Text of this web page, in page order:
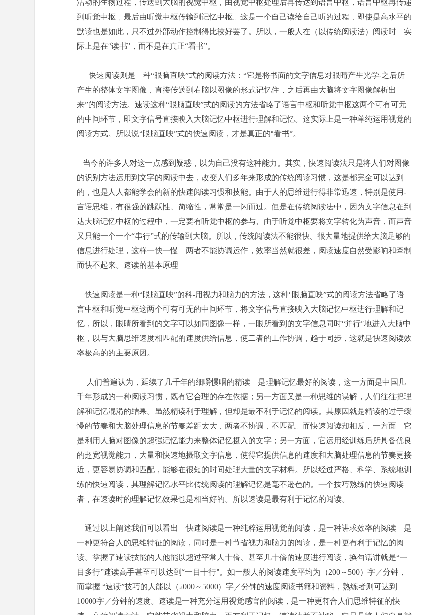
活动的生物过程，传送到大脑的视觉中枢，由视觉中枢处理后再传达到语言中枢，语言中枢再传递
到听觉中枢，最后由听觉中枢传输到记忆中枢。这是一个自己读给自己听的过程，即使是高水平的
默读也是如此，只不过外部动作控制得比较好罢了。所以，一般人在（以传统阅读法）阅读时，实
际上是在“读书”，而不是在真正“看书”。
快速阅读则是一种“眼脑直映”式的阅读方法：“它是将书面的文字信息对眼睛产生光学-之后所
产生的整体文字图像，直接传送到右脑以图像的形式记忆住，之后再由大脑将文字图像解析出
来”的阅读方法。速读这种“眼脑直映”式的阅读的方法省略了语言中枢和听觉中枢这两个可有可无
的中间环节，即文字信号直接映入大脑记忆中枢进行理解和记忆。这实际上是一种单纯运用视觉的
阅读方式。所以说“眼脑直映”式的快速阅读，才是真正的“看书”。
当今的许多人对这一点感到疑惑，以为自己没有这种能力。其实，快速阅读法只是将人们对图像
的识别方法运用到文字的阅读中去，改变人们多年来形成的传统阅读习惯，这是都完全可以达到
的，也是人人都能学会的新的快速阅读习惯和技能。由于人的思维进行得非常迅速，特别是使用-
言语思维，有很强的跳跃性、简缩性，常常是一闪而过。但是在传统阅读法中，因为文字信息在到
达大脑记忆中枢的过程中，一定要有听觉中枢的参与。由于听觉中枢要将文字转化为声音，而声音
又只能一个一个“串行”式的传输到大脑。所以，传统阅读法不能很快、很大量地提供给大脑足够的
信息进行处理，这样一快一慢，两者不能协调运作，效率当然就很差，阅读速度自然受影响和牵制
而快不起来。速读的基本原理
快速阅读是一种“眼脑直映”的科-用视力和脑力的方法，这种“眼脑直映”式的阅读方法省略了语
言中枢和听觉中枢这两个可有可无的中间环节，将文字信号直接映入大脑记忆中枢进行理解和记
忆，所以，眼睛所看到的文字可以如同图像一样，一眼所看到的文字信息同时“并行”地进入大脑中
枢，以与大脑思维速度相匹配的速度供给信息，使二者的工作协调，趋于同步，这就是快速阅读效
率极高的的主要原因。
人们普遍认为，延续了几千年的细嚼慢咽的精读，是理解记忆最好的阅读，这一方面是中国几
千年形成的一种阅读习惯，既有它合理的存在依据；另一方面又是一种思维的误解，人们往往把理
解和记忆混淆的结果。虽然精读利于理解，但却是最不利于记忆的阅读。其原因就是精读的过于缓
慢的节奏和大脑处理信息的节奏差距太大，两者不协调，不匹配。而快速阅读却相反，一方面，它
是利用人脑对图像的超强记忆能力来整体记忆摄入的文字；另一方面，它运用经训练后所具备优良
的超宽视觉能力，大量和快速地摄取文字信息，使得它提供信息的速度和大脑处理信息的节奏更接
近，更容易协调和匹配，能够在很短的时间处理大量的文字材料。所以经过严格、科学、系统地训
练的快速阅读，其理解记忆水平比传统阅读的理解记忆是毫不逊色的。一个技巧熟练的快速阅读
者，在速读时的理解记忆效果也是相当好的。所以速读是最有利于记忆的阅读。
通过以上阐述我们可以看出，快速阅读是一种纯粹运用视觉的阅读，是一种讲求效率的阅读，是
一种更符合人的思维特征的阅读，同时是一种节省视力和脑力的阅读，是一种更有利于记忆的阅
读。掌握了速读技能的人他能以超过平常人十倍、甚至几十倍的速度进行阅读，换句话讲就是“一
目多行”速读高手甚至可以达到“一目十行”。如一般人的阅读速度平均为（200～500）字／分钟，
而掌握 “速读”技巧的人能以（2000～5000）字／分钟的速度阅读书籍和资料，熟练者则可达到
10000字／分钟的速度。速读是一种充分运用视觉感官的阅读，是一种更符合人们思维特征的快